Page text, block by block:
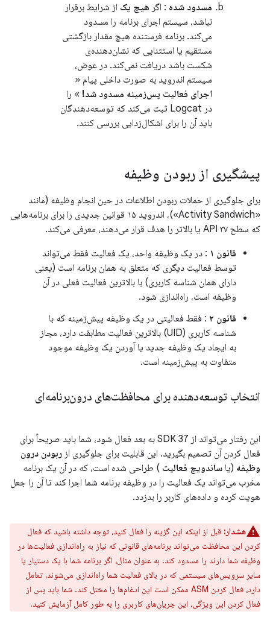
مسدود شده : اگر هیچ یک از شرایط برقرار
نباشد، سیستم اجرای برنامه را مسدود
می‌کند. برنامه فرستنده هیچ مقدار بازگشتی
مستقیم یا استثنایی که نشان‌دهنده‌ی
شکست باشد دریافت نمی‌کند. در عوض،
سیستم اندروید به صورت داخلی پیام «
اجرای فعالیت پس‌زمینه مسدود شد! » را
در Logcat ثبت می‌کند که توسعه‌دهندگان
باید آن را برای اشکال‌زدایی بررسی کنند.
پیشگیری از ربودن وظیفه
برای جلوگیری از حملات ربودن اطلاعات در حین انجام وظیفه (مانند
«Activity Sandwich»)، اندروید ۱۵ قوانین جدیدی را برای برنامه‌هایی
که سطح API ۳۷ یا بالاتر را هدف قرار می‌دهند، معرفی می‌کند.
قانون ۱
: در یک وظیفه واحد، یک فعالیت فقط می‌تواند
توسط فعالیت دیگری که متعلق به همان برنامه است (یعنی
دارای همان شناسه کاربری) با بالاترین فعالیت فعلی در آن
وظیفه است، راه‌اندازی شود.
قانون ۲
: فقط فعالیتی در یک وظیفه پیش‌زمینه که با
شناسه کاربری (UID) بالاترین فعالیت مطابقت دارد، مجاز
به ایجاد یک وظیفه جدید یا آوردن یک وظیفه موجود
متفاوت به پیش‌زمینه است.
انتخاب توسعه‌دهنده برای محافظت‌های درون‌برنامه‌ای
این رفتار می‌تواند از SDK 37 به بعد فعال شود، شما باید صریحاً برای
فعال کردن آن تصمیم بگیرید. این قابلیت برای جلوگیری از ربودن درون
وظیفه (یا ساندویچ فعالیت ) طراحی شده است، که در آن یک برنامه
مخرب می‌تواند یک فعالیت را در وظیفه برنامه شما اجرا کند تا آن را جعل
هویت کرده و داده‌های کاربر را بدزدد.
هشدار: قبل از اینکه این گزینه را فعال کنید، توجه داشته باشید که فعال
کردن این محافظت می‌تواند برنامه‌های قانونی که نیاز به راه‌اندازی فعالیت‌ها در
وظیفه شما دارند را مسدود کند. به عنوان مثال، اگر برنامه شما با یک دستیار یا
سایر سرویس‌های سیستمی که در بالای فعالیت شما راه‌اندازی می‌شوند، تعامل
دارد، فعال کردن ASM ممکن است این ادغام‌ها را مختل کند. شما باید پس از
فعال کردن این ویژگی، این جریان‌های کاربری را به طور کامل آزمایش کنید.